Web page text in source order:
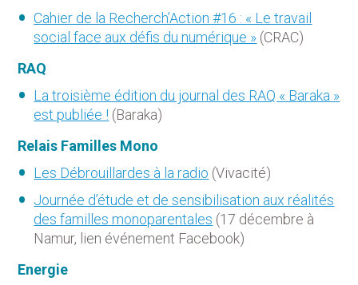
Cahier de la Recherch’Action #16 : « Le travail
social face aux défis du numérique » (CRAC)
RAQ
La troisième édition du journal des RAQ « Baraka »
est publiée ! (Baraka)
Relais Familles Mono
Les Débrouillardes à la radio (Vivacité)
Journée d’étude et de sensibilisation aux réalités
des familles monoparentales (17 décembre à
Namur, lien événement Facebook)
Energie